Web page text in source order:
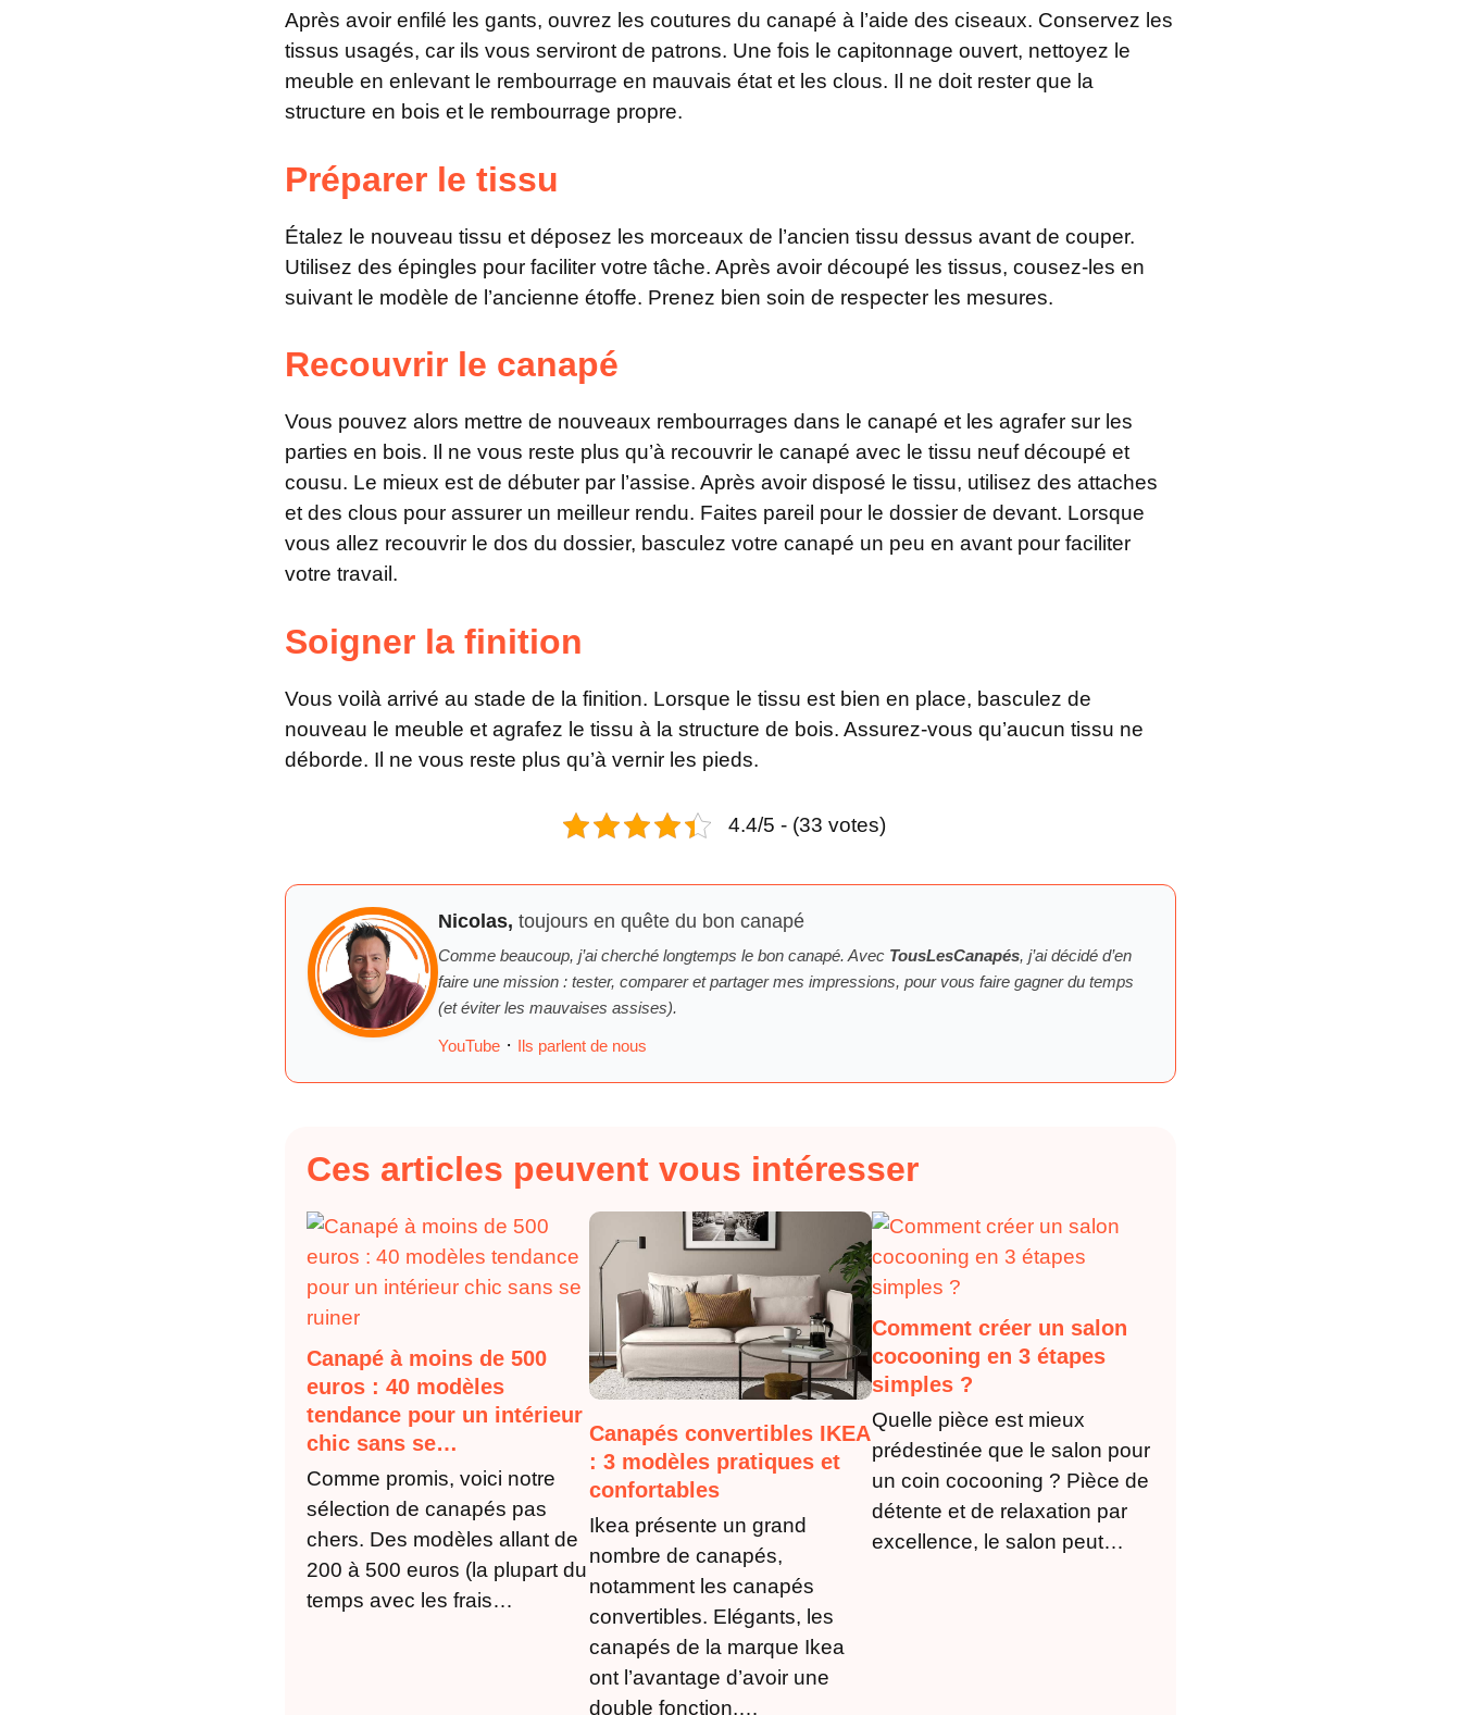
Après avoir enfilé les gants, ouvrez les coutures du canapé à l’aide des ciseaux. Conservez les
tissus usagés, car ils vous serviront de patrons. Une fois le capitonnage ouvert, nettoyez le
meuble en enlevant le rembourrage en mauvais état et les clous. Il ne doit rester que la
structure en bois et le rembourrage propre.
Préparer le tissu
Étalez le nouveau tissu et déposez les morceaux de l’ancien tissu dessus avant de couper.
Utilisez des épingles pour faciliter votre tâche. Après avoir découpé les tissus, cousez-les en
suivant le modèle de l’ancienne étoffe. Prenez bien soin de respecter les mesures.
Recouvrir le canapé
Vous pouvez alors mettre de nouveaux rembourrages dans le canapé et les agrafer sur les
parties en bois. Il ne vous reste plus qu’à recouvrir le canapé avec le tissu neuf découpé et
cousu. Le mieux est de débuter par l’assise. Après avoir disposé le tissu, utilisez des attaches
et des clous pour assurer un meilleur rendu. Faites pareil pour le dossier de devant. Lorsque
vous allez recouvrir le dos du dossier, basculez votre canapé un peu en avant pour faciliter
votre travail.
Soigner la finition
Vous voilà arrivé au stade de la finition. Lorsque le tissu est bien en place, basculez de
nouveau le meuble et agrafez le tissu à la structure de bois. Assurez-vous qu’aucun tissu ne
déborde. Il ne vous reste plus qu’à vernir les pieds.
4.4/5 - (33 votes)
Nicolas, toujours en quête du bon canapé
Comme beaucoup, j’ai cherché longtemps le bon canapé. Avec TousLesCanapés, j’ai décidé d’en
faire une mission : tester, comparer et partager mes impressions, pour vous faire gagner du temps
(et éviter les mauvaises assises).
YouTube · Ils parlent de nous
Ces articles peuvent vous intéresser
Canapé à moins de 500
euros : 40 modèles
tendance pour un intérieur
chic sans se…
Comme promis, voici notre
sélection de canapés pas
chers. Des modèles allant de
200 à 500 euros (la plupart du
temps avec les frais…
Canapés convertibles IKEA
: 3 modèles pratiques et
confortables
Ikea présente un grand
nombre de canapés,
notamment les canapés
convertibles. Elégants, les
canapés de la marque Ikea
ont l’avantage d’avoir une
double fonction.…
Comment créer un salon
cocooning en 3 étapes
simples ?
Quelle pièce est mieux
prédestinée que le salon pour
un coin cocooning ? Pièce de
détente et de relaxation par
excellence, le salon peut…